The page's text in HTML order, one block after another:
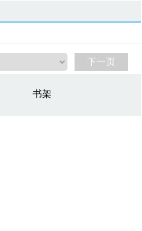
下一页
书架